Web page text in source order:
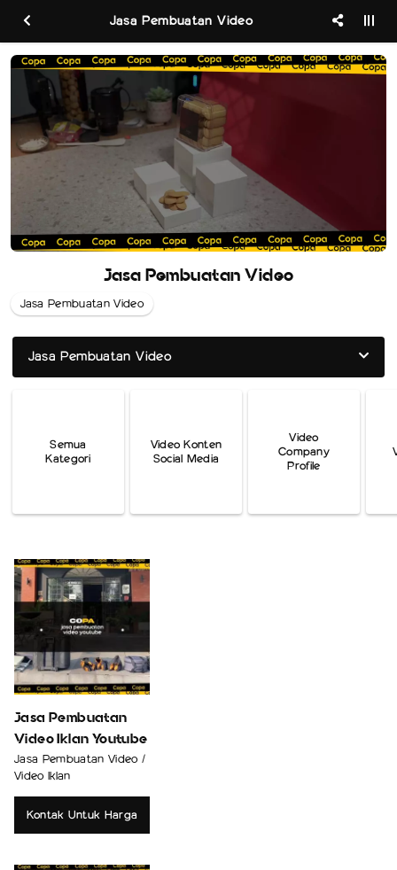
Jasa Pembuatan Video
Jasa Pembuatan Video
Jasa Pembuatan Video
Jasa Pembuatan Video
Semua
Kategori
Video Konten
Social Media
Video
Company
Profile
Jasa Pembuatan
Video Iklan Youtube
Jasa Pembuatan Video /
Video Iklan
Kontak Untuk Harga